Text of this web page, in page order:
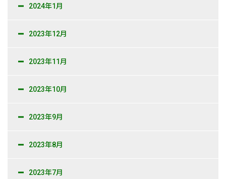
2024年1月
2023年12月
2023年11月
2023年10月
2023年9月
2023年8月
2023年7月